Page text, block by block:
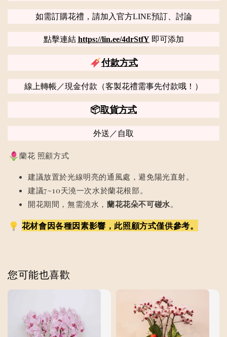
如需訂購花禮，請加入官方LINE預訂、討論
點擊連結 https://lin.ee/4drStfY即可添加
付款方式
線上轉帳／現金付款（客製花禮需事先付款哦！）
📦取貨方式
外送／自取
蘭花 照顧方式
建議放置於光線明亮的通風處，避免陽光直射。
建議7~10天澆一次水於蘭花根部。
開花期間，無需澆水， 蘭花花朵不可碰水。
花材會因各種因素影響，此照顧方式僅供參考。
您可能也喜歡